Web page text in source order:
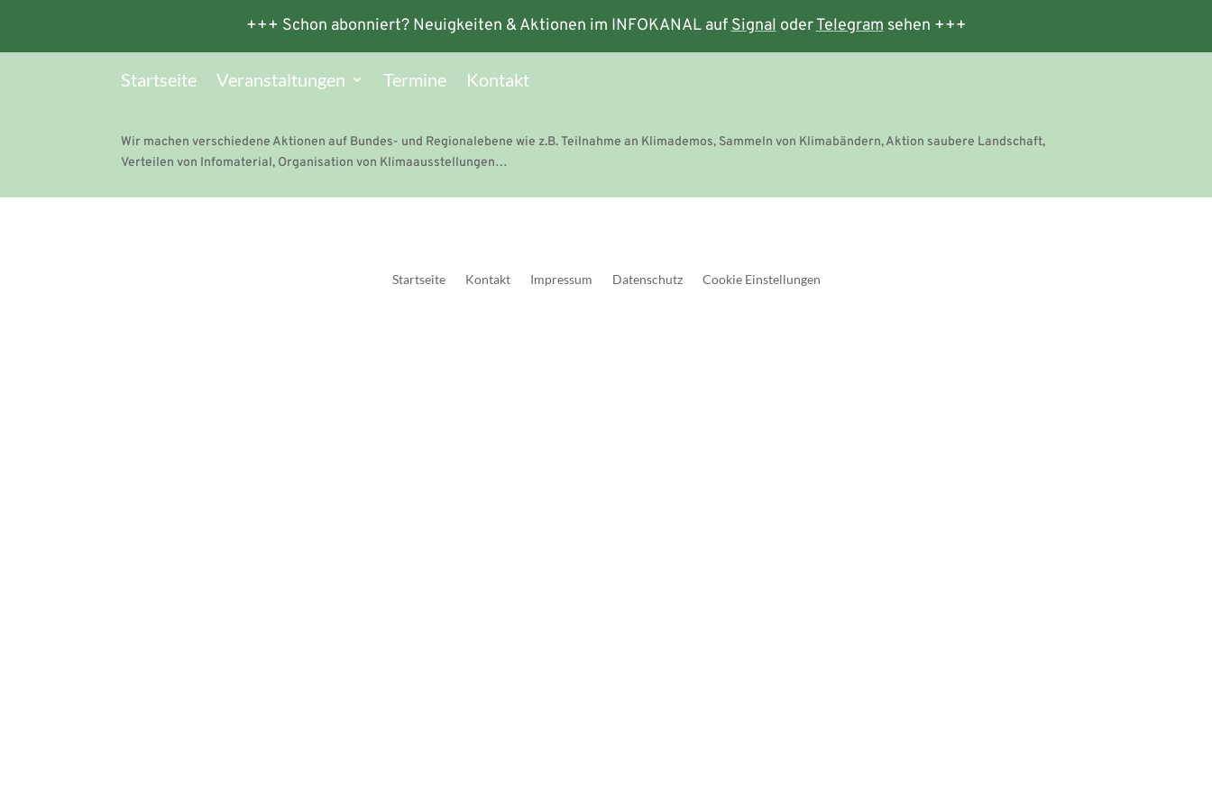
+++ Schon abonniert? Neuigkeiten & Aktionen im INFOKANAL aufSignaloderTelegramsehen +++
Startseite Veranstaltungen Termine Kontakt
Wir machen verschiedene Aktionen auf Bundes- und Regionalebene wie z.B. Teilnahme an Klimademos, Sammeln von Klimabändern, Aktion saubere Landschaft,
Verteilen von Infomaterial, Organisation von Klimaausstellungen…
Startseite Kontakt Impressum Datenschutz Cookie Einstellungen